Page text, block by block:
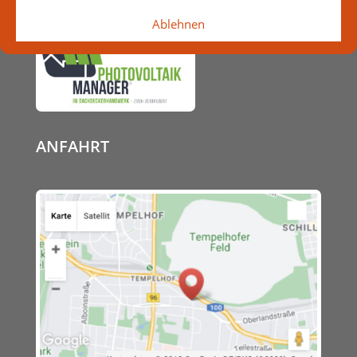
Ablehnen
ANFAHRT